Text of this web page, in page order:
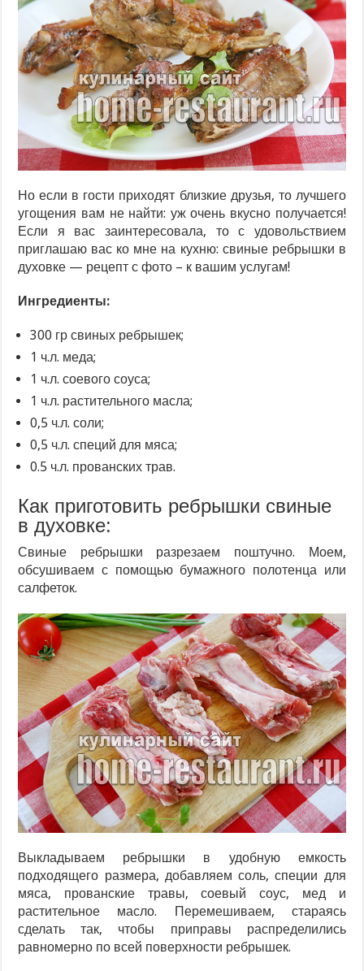
Но если в гости приходят близкие друзья, то лучшего
угощения вам не найти: уж очень вкусно получается!
Если я вас заинтересовала, то с удовольствием
приглашаю вас ко мне на кухню: свиные ребрышки в
духовке — рецепт с фото – к вашим услугам!
Ингредиенты:
300 гр свиных ребрышек;
1 ч.л. меда;
1 ч.л. соевого соуса;
1 ч.л. растительного масла;
0,5 ч.л. соли;
0,5 ч.л. специй для мяса;
0.5 ч.л. прованских трав.
Как приготовить ребрышки свиные
в духовке:
Свиные ребрышки разрезаем поштучно. Моем,
обсушиваем с помощью бумажного полотенца или
салфеток.
Выкладываем ребрышки в удобную емкость
подходящего размера, добавляем соль, специи для
мяса, прованские травы, соевый соус, мед и
растительное масло. Перемешиваем, стараясь
сделать так, чтобы приправы распределились
равномерно по всей поверхности ребрышек.